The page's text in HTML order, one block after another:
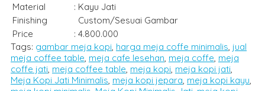
Material
: Kayu Jati
Finishing
Custom/Sesuai Gambar
Price
: 4.800.000
Tags: gambar meja kopi, harga meja coffe minimalis, jual
meja coffee table, meja cafe lesehan, meja coffe, meja
coffe jati, meja coffee table, meja kopi, meja kopi jati,
Meja Kopi Jati Minimalis, meja kopi jepara, meja kopi kayu,